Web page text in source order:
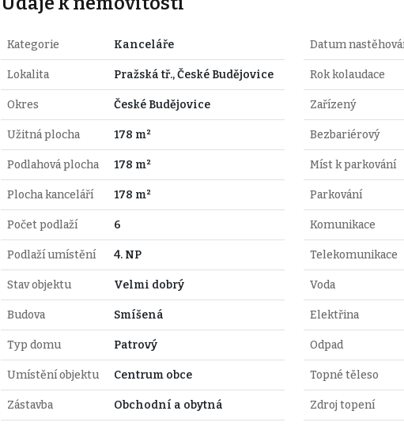
Kategorie Kanceláře
Lokalita Pražská tř., České Budějovice
Okres České Budějovice
Užitná plocha 178 m²
Podlahová plocha 178 m²
Plocha kanceláří 178 m²
Počet podlaží 6
Podlaží umístění 4. NP
Stav objektu Velmi dobrý
Budova Smíšená
Typ domu Patrový
Umístění objektu Centrum obce
Zástavba Obchodní a obytná
Datum
Rok kolaudace
Zařízený
Bezbariérový
Míst k parkování
Parkování
Komunikace
Telekomunikace
Voda
Elektřina
Odpad
Topné těleso
Zdroj topení